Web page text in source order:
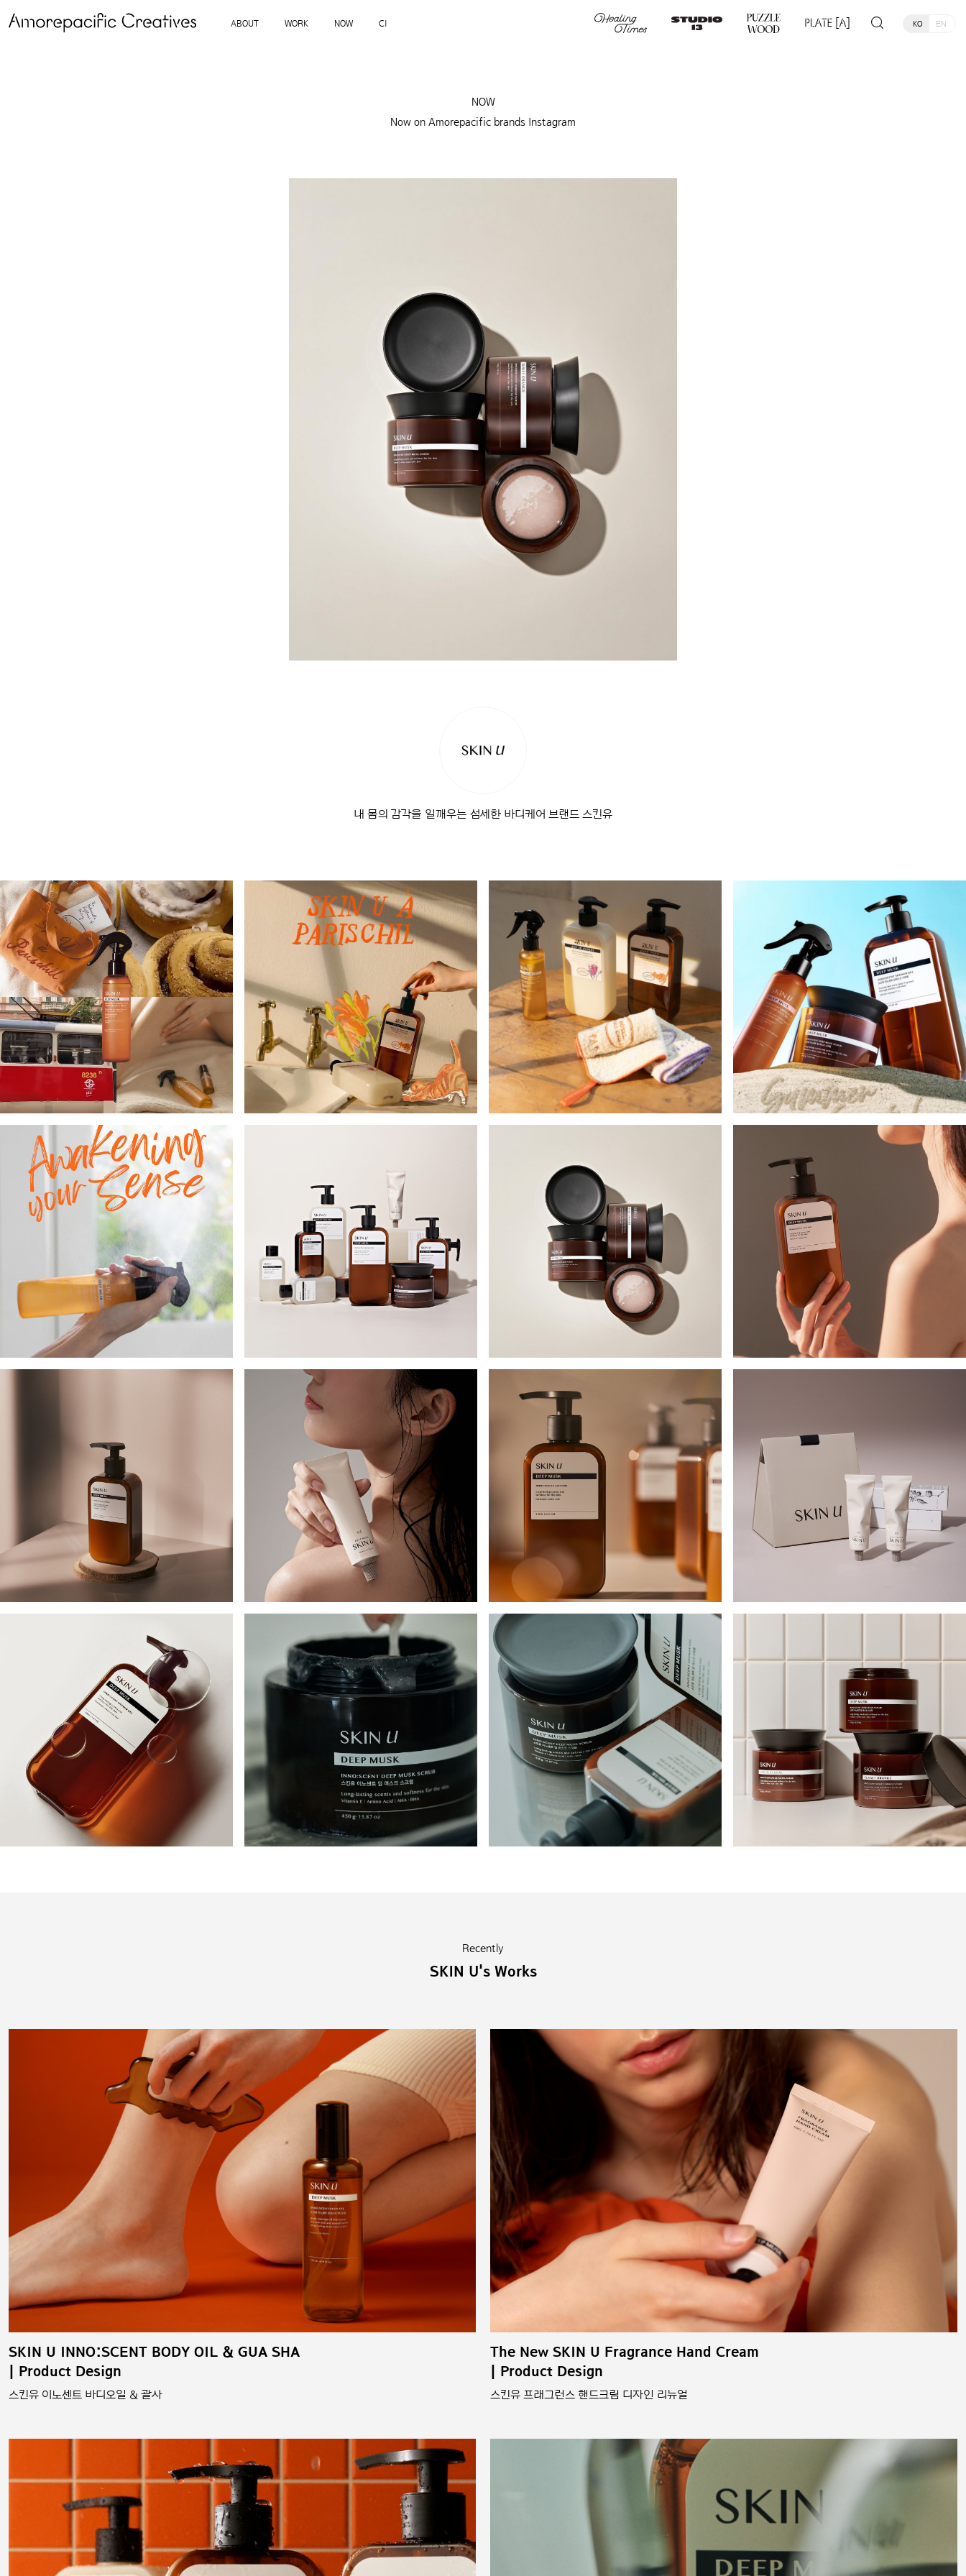
ABOUT WORK NOW CI KO EN
NOW
Now on Amorepacific brands Instagram
내 몸의 감각을 일깨우는 섬세한 바디케어 브랜드 스킨유
Recently
SKIN U's Works
SKIN U INNO:SCENT BODY OIL & GUA SHA
| Product Design
스킨유 이노센트 바디오일 & 괄사
The New SKIN U Fragrance Hand Cream
| Product Design
스킨유 프래그런스 핸드크림 디자인 리뉴얼